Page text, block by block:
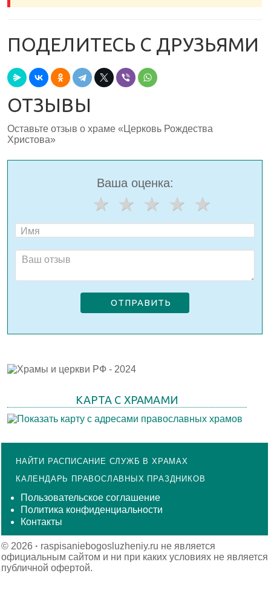
ПОДЕЛИТЕСЬ С ДРУЗЬЯМИ
ОТЗЫВЫ
Оставьте отзыв о храме «Церковь Рождества
Христова»
Ваша оценка:
ОТПРАВИТЬ
КАРТА С ХРАМАМИ
НАЙТИ РАСПИСАНИЕ СЛУЖБ В ХРАМАХ
КАЛЕНДАРЬ ПРАВОСЛАВНЫХ ПРАЗДНИКОВ
Пользовательское соглашение
Политика конфиденциальности
Контакты
© 2026 · raspisaniebogosluzheniy.ru не является
официальным сайтом и ни при каких условиях не является
публичной офертой.